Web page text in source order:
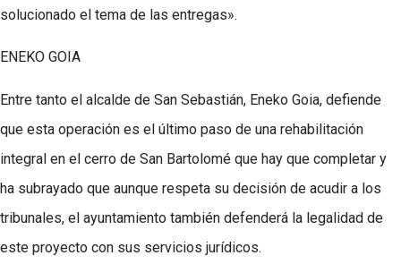
solucionado el tema de las entregas».
ENEKO GOIA
Entre tanto el alcalde de San Sebastián, Eneko Goia, defiende
que esta operación es el último paso de una rehabilitación
integral en el cerro de San Bartolomé que hay que completar y
ha subrayado que aunque respeta su decisión de acudir a los
tribunales, el ayuntamiento también defenderá la legalidad de
este proyecto con sus servicios jurídicos.